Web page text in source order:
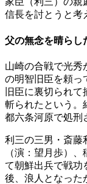
信長を討とうと考
父の無念を晴らし
山崎の合戦で光秀
の明智旧臣を頼っ
旧臣に裏切られ
斬られたという。
都六条河原で処刑
利三の三男・斎藤
（演：望月歩）
て朝鮮出兵で戦功
後、浪人となった